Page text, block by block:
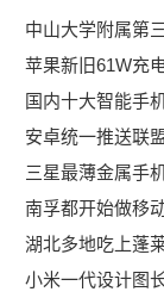
中山大学附属第
苹果新旧61W充
国内十大智能手
安卓统一推送联
三星最薄金属手
南孚都开始做移
湖北多地吃上蓬
小米一代设计图